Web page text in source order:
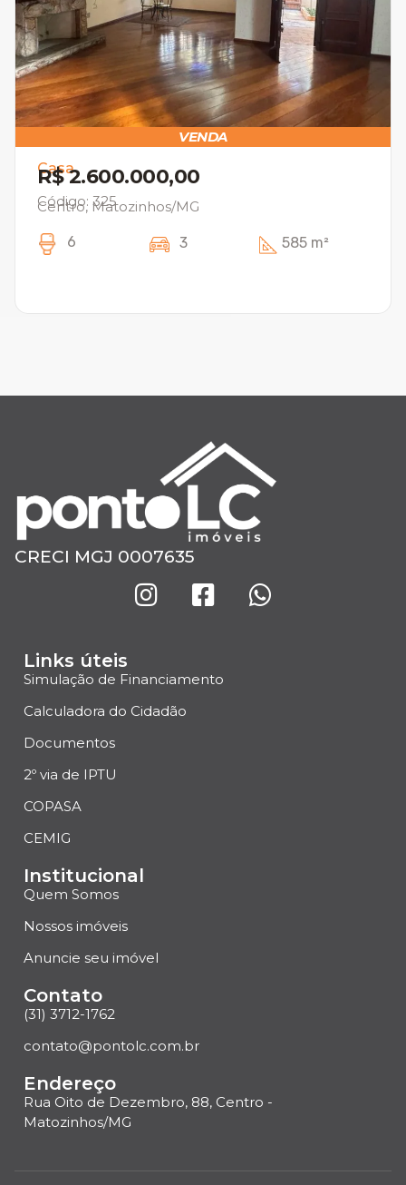
VENDA
Casa
R$ 2.600.000,00
Código: 325
Centro, Matozinhos/MG
6 3 585 m²
CRECI MGJ 0007635
Links úteis
Simulação de Financiamento
Calculadora do Cidadão
Documentos
2º via de IPTU
COPASA
CEMIG
Institucional
Quem Somos
Nossos imóveis
Anuncie seu imóvel
Contato
(31) 3712-1762
contato@pontolc.com.br
Endereço
Rua Oito de Dezembro, 88, Centro -
Matozinhos/MG